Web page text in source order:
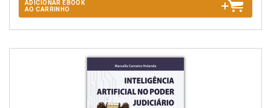
ADICIONAR EBOOK
AO CARRINHO